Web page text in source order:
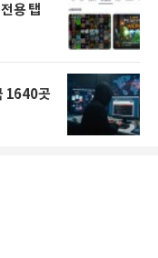
용 탭
1640곳